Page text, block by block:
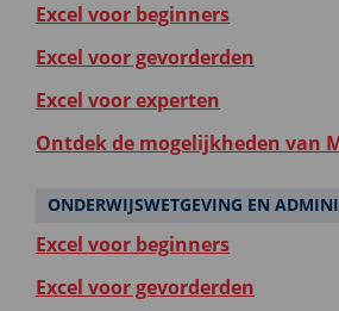
Excel voor beginners
Excel voor gevorderden
Excel voor experten
Ontdek de mogelijkheden van
ONDERWIJSWETGEVING EN
Excel voor beginners
Excel voor gevorderden